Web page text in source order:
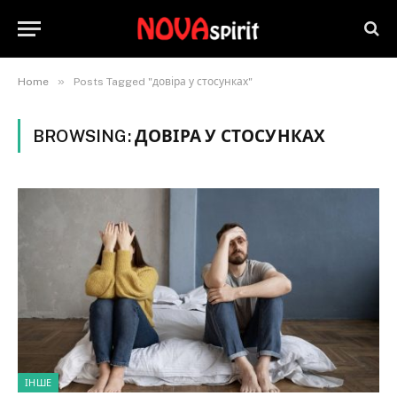
Home » Posts Tagged "довіра у стосунках"
BROWSING:ДОВІРА У СТОСУНКАХ
ІНШЕ